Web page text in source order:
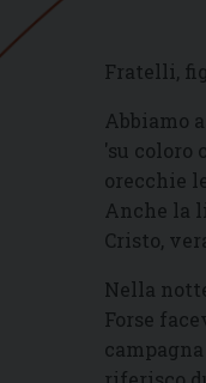
Fratelli,
Abbiamo
'su coloro
orecchie
Anche la
Cristo,
Nella
Forse